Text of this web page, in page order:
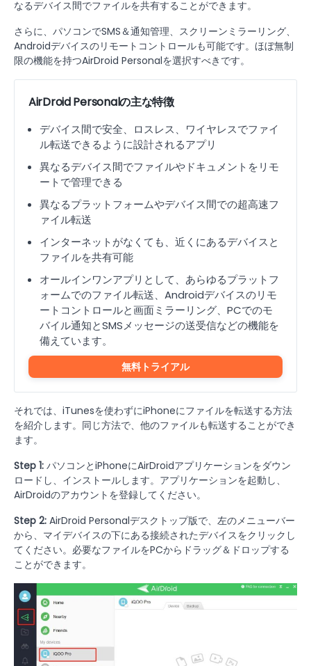
なるデバイス間でファイルを共有することができます。
さらに、パソコンでSMS＆通知管理、スクリーンミラーリング、
Androidデバイスのリモートコントロールも可能です。ほぼ無制
限の機能を持つAirDroid Personalを選択すべきです。
AirDroid Personalの主な特徴
デバイス間で安全、ロスレス、ワイヤレスでファイ
ル転送できるように設計されるアプリ
異なるデバイス間でファイルやドキュメントをリモ
ートで管理できる
異なるプラットフォームやデバイス間での超高速フ
ァイル転送
インターネットがなくても、近くにあるデバイスと
ファイルを共有可能
オールインワンアプリとして、あらゆるプラットフ
ォームでのファイル転送、Androidデバイスのリモ
ートコントロールと画面ミラーリング、PCでのモ
バイル通知とSMSメッセージの送受信などの機能を
備えています。
無料トライアル
それでは、iTunesを使わずにiPhoneにファイルを転送する方法
を紹介します。同じ方法で、他のファイルも転送することができ
ます。
Step 1: パソコンとiPhoneにAirDroidアプリケーションをダウン
ロードし、インストールします。アプリケーションを起動し、
AirDroidのアカウントを登録してください。
Step 2: AirDroid Personalデスクトップ版で、左のメニューバー
から、マイデバイスの下にある接続されたデバイスをクリックし
てください。必要なファイルをPCからドラッグ＆ドロップする
ことができます。